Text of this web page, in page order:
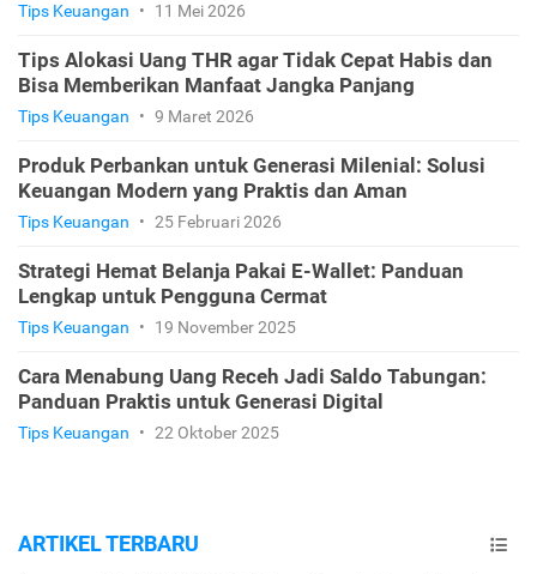
Tips Keuangan • 11 Mei 2026
Tips Alokasi Uang THR agar Tidak Cepat Habis dan
Bisa Memberikan Manfaat Jangka Panjang
Tips Keuangan • 9 Maret 2026
Produk Perbankan untuk Generasi Milenial: Solusi
Keuangan Modern yang Praktis dan Aman
Tips Keuangan • 25 Februari 2026
Strategi Hemat Belanja Pakai E-Wallet: Panduan
Lengkap untuk Pengguna Cermat
Tips Keuangan • 19 November 2025
Cara Menabung Uang Receh Jadi Saldo Tabungan:
Panduan Praktis untuk Generasi Digital
Tips Keuangan • 22 Oktober 2025
ARTIKEL TERBARU